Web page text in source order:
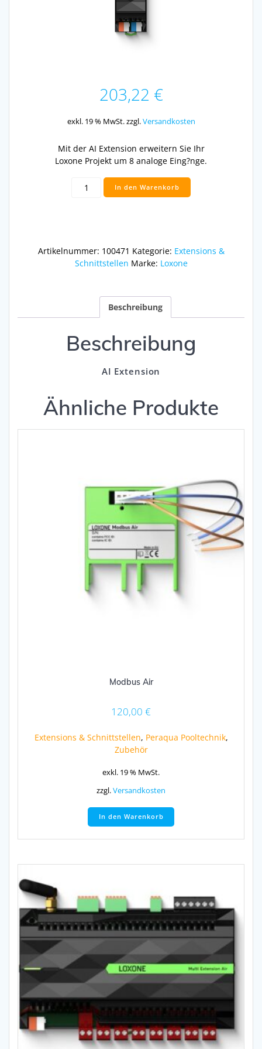
203,22 €
exkl. 19 % MwSt. zzgl.Versandkosten
Mit der AI Extension erweitern Sie Ihr
Loxone Projekt um 8 analoge Eing?nge.
AI
Extension
In den Warenkorb
Artikelnummer: 100471 Kategorie: Extensions &
Schnittstellen Marke: Loxone
Beschreibung
Beschreibung
AI Extension
Ähnliche Produkte
Modbus Air
120,00 €
Extensions & Schnittstellen, Peraqua Pooltechnik,
Zubehör
exkl. 19 % MwSt.
zzgl.Versandkosten
In den Warenkorb